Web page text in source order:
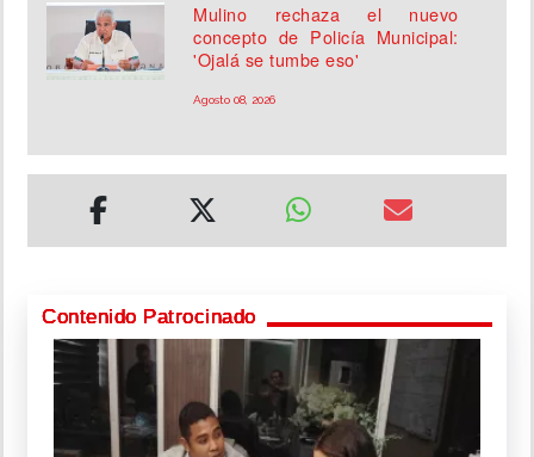
Mulino rechaza el nuevo
concepto de Policía Municipal:
'Ojalá se tumbe eso'
Agosto 08, 2026
Contenido Patrocinado